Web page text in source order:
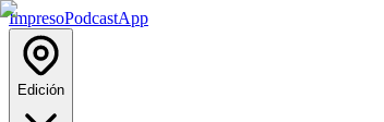
ImpresoPodcastApp
Edición